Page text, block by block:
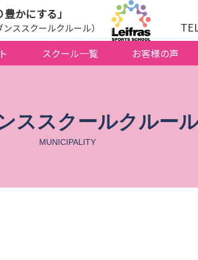
かにする」
ンススクールクルール）
スクール一覧 お客様の声
ススクールクルー
MUNICIPALITY